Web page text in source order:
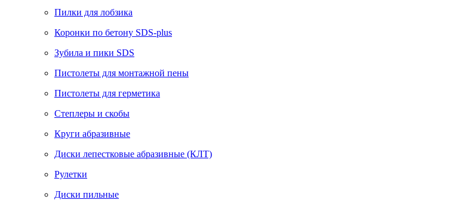
Пилки для лобзика
Коронки по бетону SDS-plus
Зубила и пики SDS
Пистолеты для монтажной пены
Пистолеты для герметика
Степлеры и скобы
Круги абразивные
Диски лепестковые абразивные (КЛТ)
Рулетки
Диски пильные